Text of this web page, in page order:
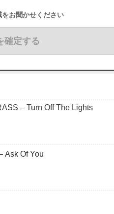
お聞かせください
確定する
– Turn Off The Lights
Ask Of You